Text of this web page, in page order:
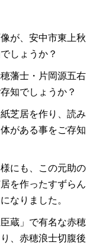
が、安中市東上秋
しょうか？
藩士・片岡源五右
知でしょうか？
芝居を作り、読み
がある事をご存知
にも、この元助の
を作ったすずらん
なりました。
蔵」で有名な赤穂
、赤穂浪士切腹後